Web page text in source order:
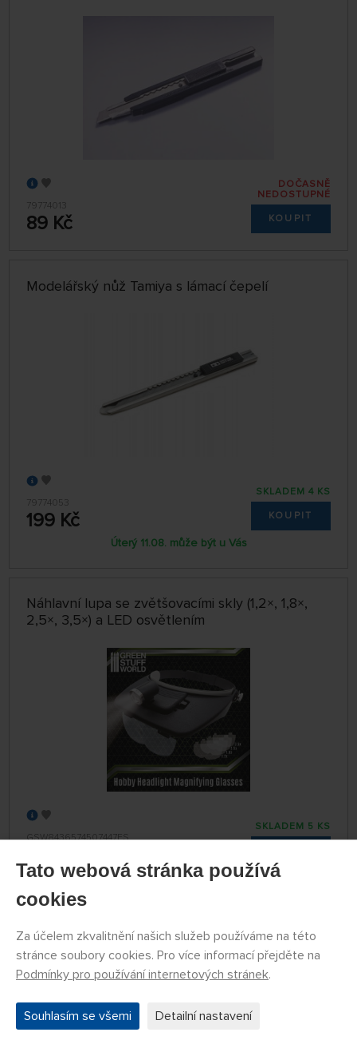
79774013
89 Kč
DOČASNĚ
NEDOSTUPNÉ
KOUPIT
Modelářský nůž Tamiya s lámací čepelí
79774053
199 Kč
SKLADEM 4 KS
KOUPIT
Úterý 11.08. může být u Vás
Náhlavní lupa se zvětšovacími skly (1,2×, 1,8×,
2,5×, 3,5×) a LED osvětlením
GSW8436574507447ES
SKLADEM 5 KS
Úterý 11.08. může být u Vás
Nůžky na lepty
Tato webová stránka používá
cookies
Za účelem zkvalitnění našich služeb používáme na této
stránce soubory cookies. Pro více informací přejděte na
Podmínky pro používání internetových stránek.
Souhlasím se všemi Detailní nastavení